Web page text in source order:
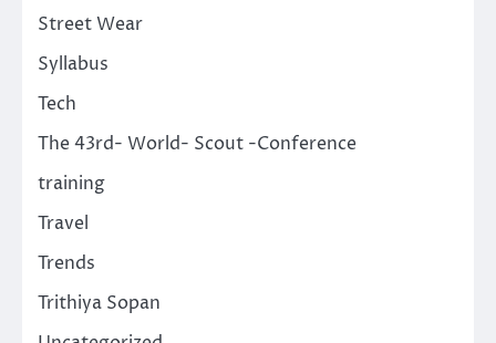
Street Wear
Syllabus
Tech
The 43rd- World- Scout -Conference
training
Travel
Trends
Trithiya Sopan